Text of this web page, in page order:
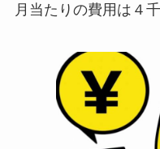
月当たりの費用は４